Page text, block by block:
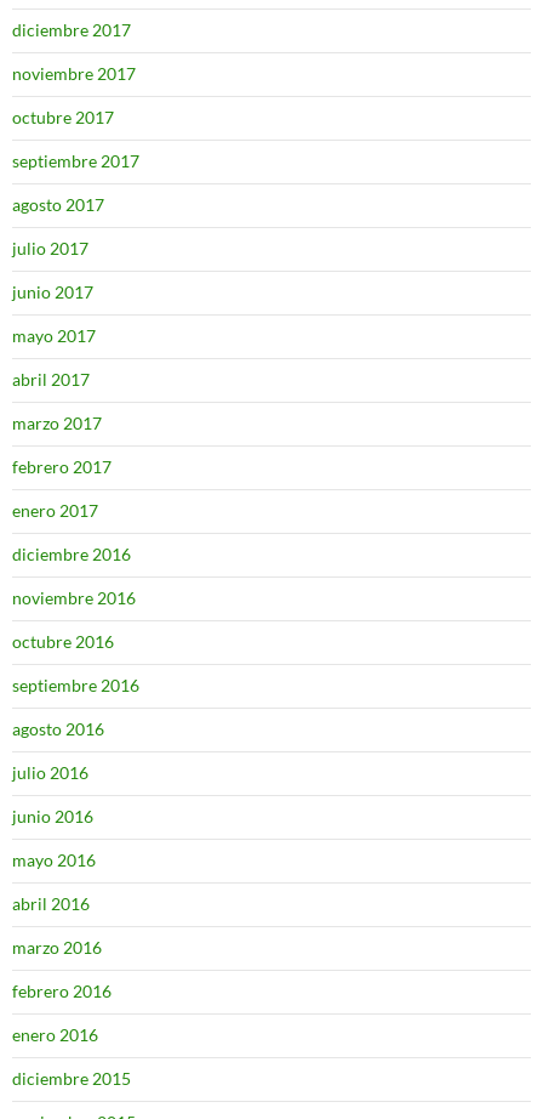
diciembre 2017
noviembre 2017
octubre 2017
septiembre 2017
agosto 2017
julio 2017
junio 2017
mayo 2017
abril 2017
marzo 2017
febrero 2017
enero 2017
diciembre 2016
noviembre 2016
octubre 2016
septiembre 2016
agosto 2016
julio 2016
junio 2016
mayo 2016
abril 2016
marzo 2016
febrero 2016
enero 2016
diciembre 2015